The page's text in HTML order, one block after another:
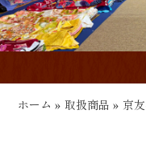
ホーム »取扱商品 » 京